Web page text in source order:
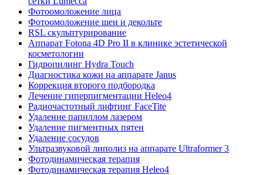
Фотоомоложение лица
Фотоомоложение шеи и декольте
RSL скульптурирование
Аппарат Fotona 4D Pro II в клинике эстетической
косметологии
Гидропилинг Hydra Touch
Диагностика кожи на аппарате Janus
Коррекция второго подбородка
Лечение гиперпигментации Heleo4
Радиочастотный лифтинг FaceTite
Удаление папиллом лазером
Удаление пигментных пятен
Удаление сосудов
Ультразвуковой липолиз на аппарате Ultraformer 3
Фотодинамическая терапия
Фотодинамическая терапия Heleo4